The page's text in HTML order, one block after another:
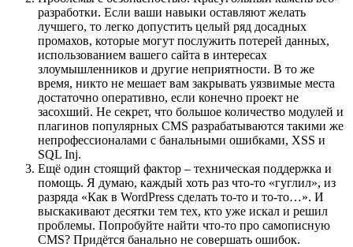
разработки. Если ваши навыки оставляют желать
лучшего, то легко допустить целый ряд досадных
промахов, которые могут послужить потерей данных,
использованием вашего сайта в интересах
злоумышленников и другие неприятности. В то же
время, никто не мешает вам закрывать уязвимые места
достаточно оперативно, если конечно проект не
засохший. Не секрет, что большое количество модулей и
плагинов популярных CMS разрабатываются такими же
непрофессионалами с банальными ошибками, XSS и
SQL Inj.
Ещё один стоящий фактор – техническая поддержка и
помощь. Я думаю, каждый хоть раз что-то «гуглил», из
разряда «Как в WordPress сделать то-то и то-то…». И
выскакивают десятки тем тех, кто уже искал и решил
проблемы. Попробуйте найти что-то про самописную
CMS? Придётся банально не совершать ошибок.